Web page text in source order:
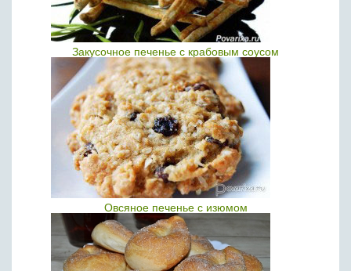
Закусочное печенье с крабовым соусом
Овсяное печенье с изюмом